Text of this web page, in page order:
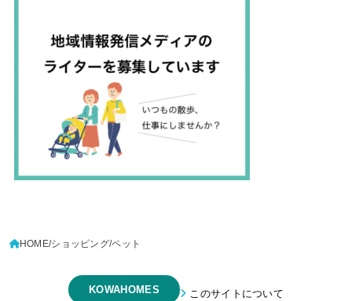
HOME ショッピング ペット
KOWAHOMES このサイトについて